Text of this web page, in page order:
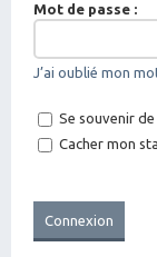
Mot de passe :
J’ai oublié mon
Se souvenir
Cacher mon